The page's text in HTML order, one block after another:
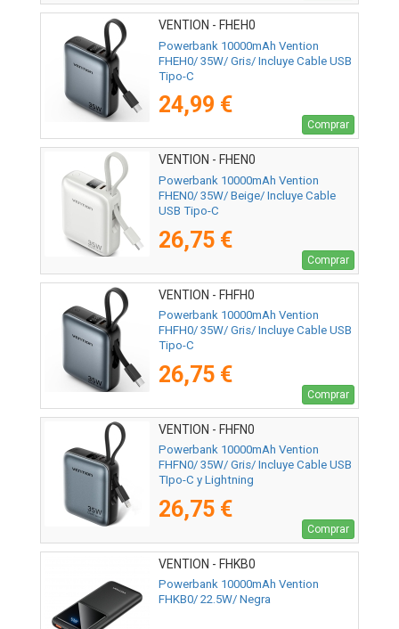
VENTION - FHEH0
Powerbank 10000mAh Vention
FHEH0/ 35W/ Gris/ Incluye Cable USB
Tipo-C
24,99 €
Comprar
VENTION - FHEN0
Powerbank 10000mAh Vention
FHEN0/ 35W/ Beige/ Incluye Cable
USB Tipo-C
26,75 €
Comprar
VENTION - FHFH0
Powerbank 10000mAh Vention
FHFH0/ 35W/ Gris/ Incluye Cable USB
Tipo-C
26,75 €
Comprar
VENTION - FHFN0
Powerbank 10000mAh Vention
FHFN0/ 35W/ Gris/ Incluye Cable USB
TIpo-C y Lightning
26,75 €
Comprar
VENTION - FHKB0
Powerbank 10000mAh Vention
FHKB0/ 22.5W/ Negra